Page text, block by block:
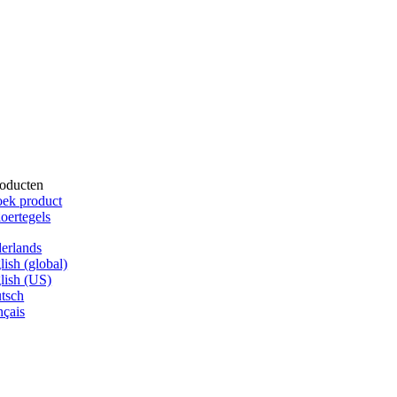
(global)
(US)
product